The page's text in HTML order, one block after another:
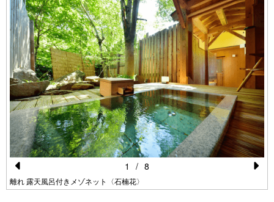
Pr
離れ 露天風呂付きメゾネット〈石楠花〉
1 / 8